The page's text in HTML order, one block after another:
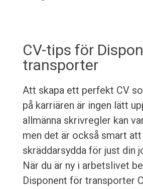
CV-tips för
transporter
Att skapa ett perfekt CV
på karriären är ingen lätt
allmänna skrivregler kan
men det är också smart
skräddarsydda för just din
När du är ny i arbetslivet
Disponent för transporter